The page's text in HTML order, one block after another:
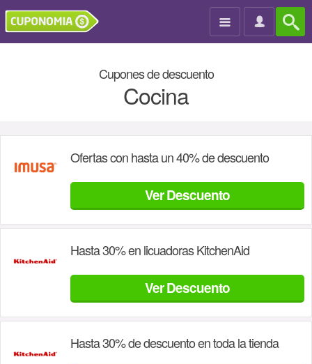

Cupones de descuento
Cocina
Ofertas con hasta un 40% de descuento
Ver Descuento
Hasta 30% en licuadoras KitchenAid
Ver Descuento
Hasta 30% de descuento en toda la tienda